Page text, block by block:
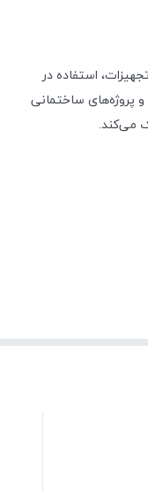
استفاده در
پروژه‌های ساختمانی
می‌کند.